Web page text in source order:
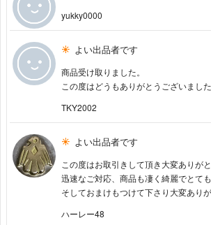
yukky0000
よい出品者です
商品受け取りました。
この度はどうもありがとうございました
TKY2002
よい出品者です
この度はお取引きして頂き大変ありが
迅速なご対応、商品も凄く綺麗でとても
そしておまけもつけて下さり大変あり
ハーレー48